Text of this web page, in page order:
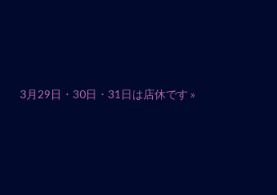
3月29日・30日・31日は店休です»